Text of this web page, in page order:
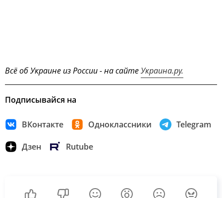
Всё об Украине из России - на сайтеУкраина.ру.
Подписывайся на
ВКонтакте Одноклассники Telegram
Дзен Rutube